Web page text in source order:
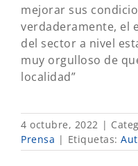
mejorar sus
verdaderamente, el
del sector a nivel
muy orgulloso de
localidad”
4 octubre, 2022 |
Prensa | Etiquetas: